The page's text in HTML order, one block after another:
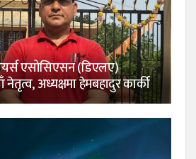
एसोसिएसन (डिएलए)
अध्यक्षमा हेमबहादुर कार्की